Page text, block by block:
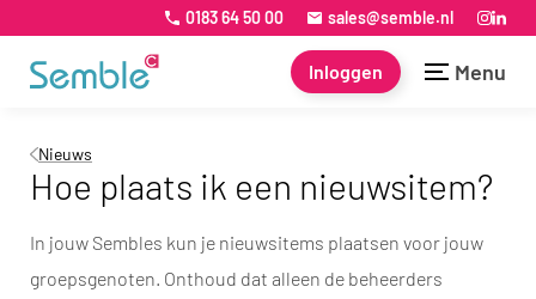
0183 64 50 00 sales@semble.nl
Inloggen Menu
Nieuws
Hoe plaats ik een nieuwsitem?
In jouw Sembles kun je nieuwsitems plaatsen voor jouw
groepsgenoten. Onthoud dat alleen de beheerders